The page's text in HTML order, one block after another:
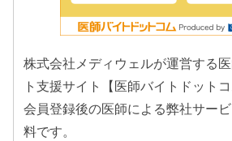
株式会社メディウェルが運営する
ト支援サイト【医師バイトドットコ
会員登録後の医師による弊社サー
料です。